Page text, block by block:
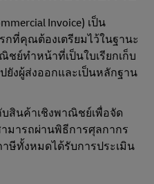
Invoice) เป็น
กที่คุณต้องเตรียมไว้ในฐานะ
ชย์ทําหน้าที่เป็นใบเรียกเก็บ
ยังผู้ส่งออกและเป็นหลักฐาน
สินค้าเชิงพาณิชย์เพื่อจัด
มารถผ่านพิธีการศุลกากร
ษีทั้งหมดได้รับการประเมิน